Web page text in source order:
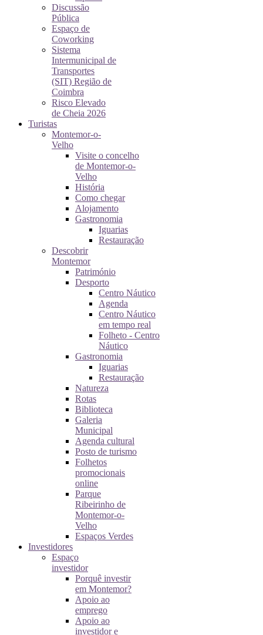
Discussão
Pública
Espaço de
Coworking
Sistema
Intermunicipal de
Transportes
(SIT) Região de
Coimbra
Risco Elevado
de Cheia 2026
Turistas
Montemor-o-
Velho
Visite o concelho
de Montemor-o-
Velho
História
Como chegar
Alojamento
Gastronomia
Iguarias
Restauração
Descobrir
Montemor
Património
Desporto
Centro Náutico
Agenda
Centro Náutico
em tempo real
Folheto - Centro
Náutico
Gastronomia
Iguarias
Restauração
Natureza
Rotas
Biblioteca
Galeria
Municipal
Agenda cultural
Posto de turismo
Folhetos
promocionais
online
Parque
Ribeirinho de
Montemor-o-
Velho
Espaços Verdes
Investidores
Espaço
investidor
Porquê investir
em Montemor?
Apoio ao
emprego
Apoio ao
investidor e